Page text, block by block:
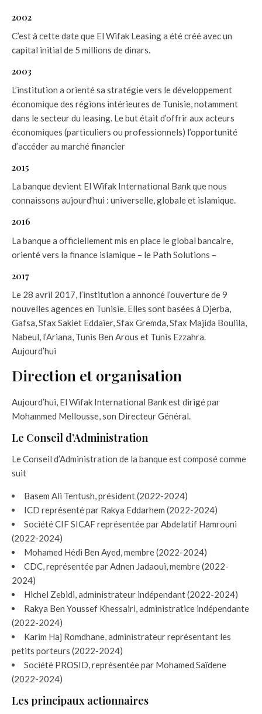
2002
C’est à cette date que El Wifak Leasing a été créé avec un
capital initial de 5 millions de dinars.
2003
L’institution a orienté sa stratégie vers le développement
économique des régions intérieures de Tunisie, notamment
dans le secteur du leasing. Le but était d’offrir aux acteurs
économiques (particuliers ou professionnels) l’opportunité
d’accéder au marché financier
2015
La banque devient El Wifak International Bank que nous
connaissons aujourd’hui : universelle, globale et islamique.
2016
La banque a officiellement mis en place le global bancaire,
orienté vers la finance islamique – le Path Solutions –
2017
Le 28 avril 2017, l’institution a annoncé l’ouverture de 9
nouvelles agences en Tunisie. Elles sont basées à Djerba,
Gafsa, Sfax Sakiet Eddaïer, Sfax Gremda, Sfax Majida Boulila,
Nabeul, l’Ariana, Tunis Ben Arous et Tunis Ezzahra.
Aujourd’hui
Direction et organisation
Aujourd’hui, El Wifak International Bank est dirigé par
Mohammed Mellousse, son Directeur Général.
Le Conseil d’Administration
Le Conseil d’Administration de la banque est composé comme
suit
Basem Ali Tentush, président (2022-2024)
ICD représenté par Rakya Eddarhem (2022-2024)
Société CIF SICAF représentée par Abdelatif Hamrouni
(2022-2024)
Mohamed Hédi Ben Ayed, membre (2022-2024)
CDC, représentée par Adnen Jadaoui, membre (2022-
2024)
Hichel Zebidi, administrateur indépendant (2022-2024)
Rakya Ben Youssef Khessairi, administratice indépendante
(2022-2024)
Karim Haj Romdhane, administrateur représentant les
petits porteurs (2022-2024)
Société PROSID, représentée par Mohamed Saïdene
(2022-2024)
Les principaux actionnaires